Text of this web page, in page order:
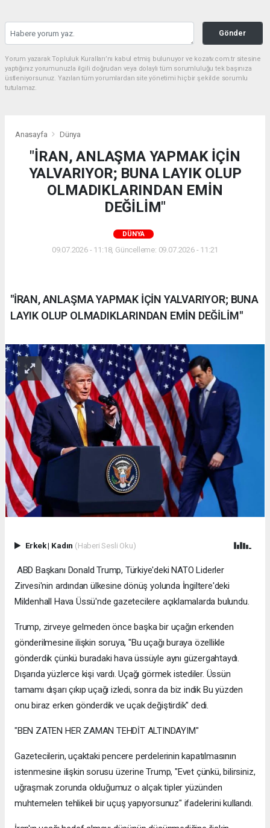
Gönder
Yorum yazarak Topluluk Kuralları’nı kabul etmiş bulunuyor ve kozatv.com.tr sitesine
yaptığınız yorumunuzla ilgili doğrudan veya dolaylı tüm sorumluluğu tek başınıza
üstleniyorsunuz. Yazılan tüm yorumlardan site yönetimi hiçbir şekilde sorumlu
tutulamaz.
Anasayfa Dünya
"İRAN, ANLAŞMA YAPMAK İÇİN
YALVARIYOR; BUNA LAYIK OLUP
OLMADIKLARINDAN EMİN
DEĞİLİM"
DÜNYA
09.07.2026 - 11:18, Güncelleme: 09.07.2026 - 11:21
"İRAN, ANLAŞMA YAPMAK İÇİN YALVARIYOR; BUNA
LAYIK OLUP OLMADIKLARINDAN EMİN DEĞİLİM"
Erkek| Kadın (Haberi Sesli Oku)
ABD Başkanı Donald Trump, Türkiye'deki NATO Liderler
Zirvesi'nin ardından ülkesine dönüş yolunda İngiltere'deki
Mildenhall Hava Üssü'nde gazetecilere açıklamalarda bulundu.
Trump, zirveye gelmeden önce başka bir uçağın erkenden
gönderilmesine ilişkin soruya, "Bu uçağı buraya özellikle
gönderdik çünkü buradaki hava üssüyle aynı güzergahtaydı.
Dışarıda yüzlerce kişi vardı. Uçağı görmek istediler. Üssün
tamamı dışarı çıkıp uçağı izledi, sonra da biz indik Bu yüzden
onu biraz erken gönderdik ve uçak değiştirdik" dedi.
"BEN ZATEN HER ZAMAN TEHDİT ALTINDAYIM"
Gazetecilerin, uçaktaki pencere perdelerinin kapatılmasının
istenmesine ilişkin sorusu üzerine Trump, "Evet çünkü, bilirsiniz,
uğraşmak zorunda olduğumuz o alçak tipler yüzünden
muhtemelen tehlikeli bir uçuş yapıyorsunuz" ifadelerini kullandı.